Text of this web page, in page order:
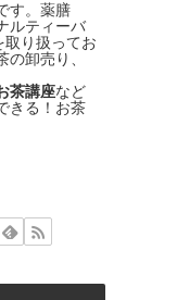
す。薬膳
ルティーバ
取り扱ってお
卸売り、
茶講座など
きる！お茶